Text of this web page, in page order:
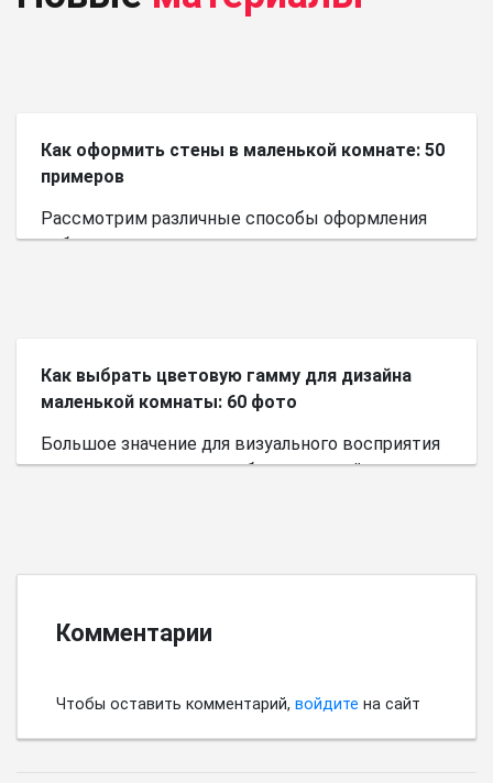
Как оформить стены в маленькой комнате: 50
примеров
Рассмотрим различные способы оформления
небольшого пространства.
Как выбрать цветовую гамму для дизайна
маленькой комнаты: 60 фото
Большое значение для визуального восприятия
пространства имеет выбор цветовой палитры.
Комментарии
Чтобы оставить комментарий, войдите на сайт